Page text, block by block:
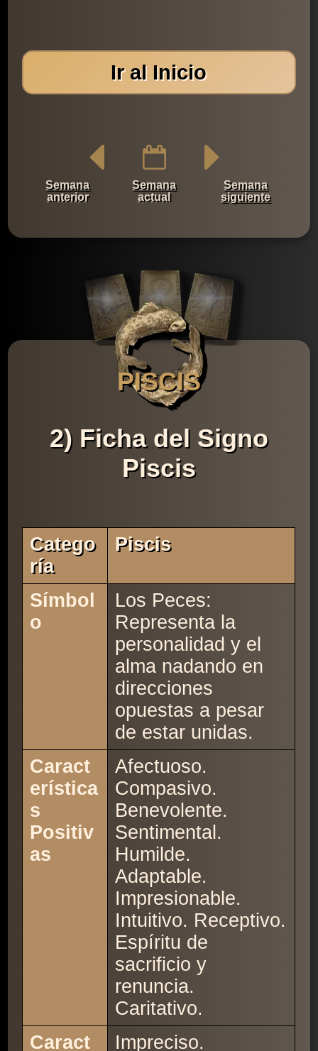
Ir al Inicio
Semana
anterior
Semana
actual
Semana
siguiente
PISCIS
2) Ficha del Signo
Piscis
Catego
Ría
Piscis
Símbol
o
Los Peces:
Representa la
personalidad y el
alma nadando en
direcciones
opuestas a pesar
de estar unidas.
Caract
erística
s
Positiv
as
Afectuoso.
Compasivo.
Benevolente.
Sentimental.
Humilde.
Adaptable.
Impresionable.
Intuitivo. Receptivo.
Espíritu de
sacrificio y
renuncia.
Caritativo.
Caract
Impreciso.